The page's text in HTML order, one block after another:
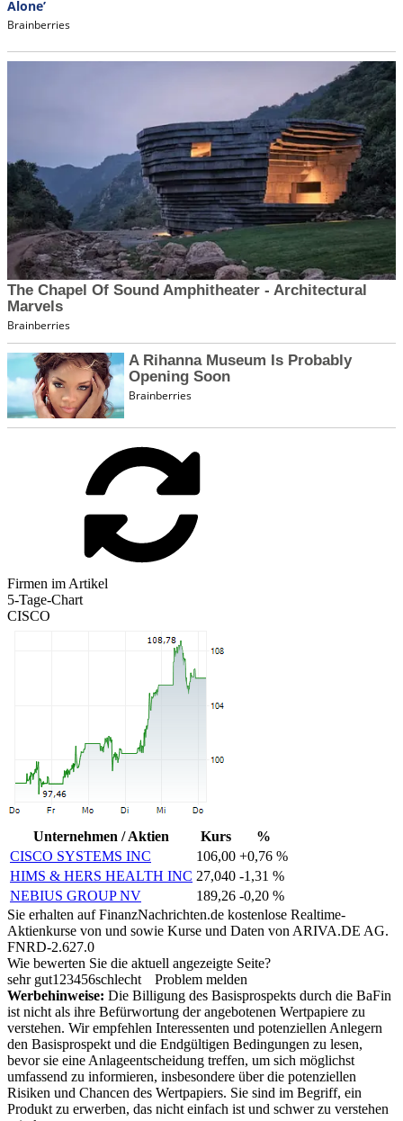
Firmen im Artikel
5-Tage-Chart
CISCO
Unternehmen / Aktien Kurs
%
CISCO SYSTEMS INC
106,00 +0,76 %
HIMS & HERS HEALTH INC 27,040 -1,31 %
NEBIUS GROUP NV
189,26 -0,20 %
Sie erhalten auf FinanzNachrichten.de kostenlose Realtime-
Aktienkurse von und sowie Kurse und Daten von ARIVA.DE AG.
FNRD-2.627.0
Wie bewerten Sie die aktuell angezeigte Seite?
sehr gut1 23456schlecht
Problem melden
Werbehinweise: Die Billigung des Basisprospekts durch die BaFin
ist nicht als ihre Befürwortung der angebotenen Wertpapiere zu
verstehen. Wir empfehlen Interessenten und potenziellen Anlegern
den Basisprospekt und die Endgültigen Bedingungen zu lesen,
bevor sie eine Anlageentscheidung treffen, um sich möglichst
umfassend zu informieren, insbesondere über die potenziellen
Risiken und Chancen des Wertpapiers. Sie sind im Begriff, ein
Produkt zu erwerben, das nicht einfach ist und schwer zu verstehen